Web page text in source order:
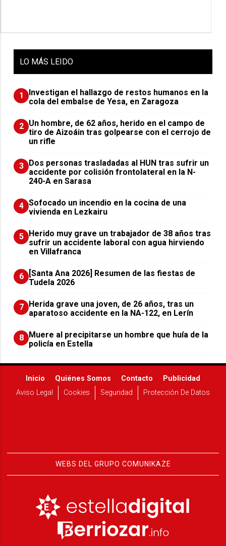
LO MÁS LEIDO
1
Investigan el hallazgo de restos humanos en la
cola del embalse de Yesa, en Zaragoza
2 Un hombre, de 62 años, herido en el campo de
tiro de Aizoáin tras golpearse con el cerrojo de
un rifle
3 ​Dos personas trasladadas al HUN tras sufrir un
accidente por colisión frontolateral en la N-
240-A en Sarasa
4 Sofocado un incendio en la cocina de una
vivienda en Lezkairu
5 Herido muy grave un trabajador de 38 años tras
sufrir un accidente laboral con agua hirviendo
en Villafranca
6
[Santa Ana 2026] Resumen de las fiestas de
Tudela 2026
7 Herida grave una joven, de 26 años, tras un
aparatoso accidente en la NA-122, en Lerín
8 Muere al precipitarse un hombre que huía de la
policía en Estella
Inicio Quiénes Somos Contacto
Publicidad
Aviso Legal
Cookies Seguridad Protección De Datos
WEBS DEL GRUPO COMUNIKAZE